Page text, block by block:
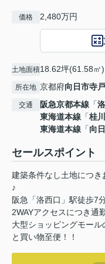
価格 2,480万円
土地面積18.62坪(61.58㎡)
所在地 京都府向日市寺
交通 阪急京都本線 「
東海道本線 「桂川
東海道本線 「向
セールスポイント
建築条件なし土地につ
♪
阪急「洛西口」駅徒歩7
2WAYアクセスにつき通
大型ショッピングモー
と買い物至便！！